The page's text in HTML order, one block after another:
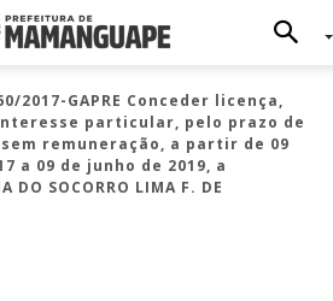
2017-GAPRE Conceder licença,
particular, pelo prazo de
remuneração, a partir de 09
a 09 de junho de 2019, a
DO SOCORRO LIMA F. DE